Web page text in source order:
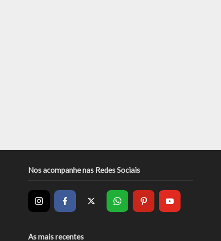
Nos acompanhe nas Redes Sociais
As mais recentes